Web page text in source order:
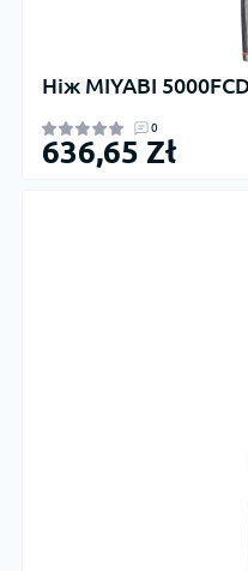
Ніж MIYABI
0
636,65 Zł